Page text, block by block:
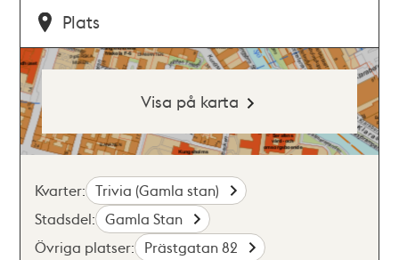
Plats
Visa på karta
Kvarter: Trivia (Gamla stan)
Stadsdel: Gamla Stan
Övriga platser: Prästgatan 82